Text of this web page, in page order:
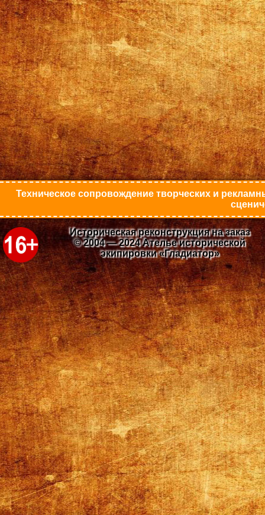
Техническое сопровождение творческих и
Историческая реконструкция на заказ
© 2004 — 2024 Ателье исторической
экипировки «Гладиатор»